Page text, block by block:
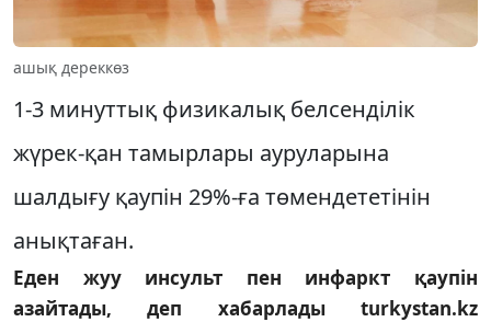
ашық дереккөз
1-3 минуттық физикалық белсенділік
жүрек-қан тамырлары ауруларына
шалдығу қаупін 29%-ға төмендететінін
анықтаған.
Еден жуу инсульт пен инфаркт қаупін
азайтады, деп хабарлады turkystan.kz